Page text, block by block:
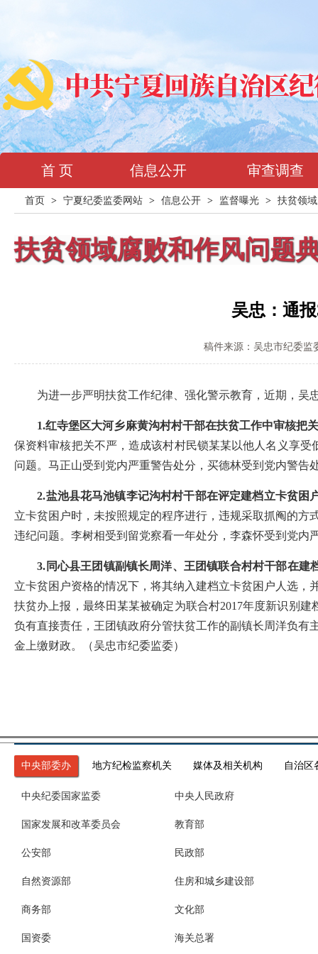
首 页 信息公开 审查调查
首页 > 宁夏纪委监委网站 > 信息公开 > 监督曝光 > 扶贫领
扶贫领域腐败和作风问题
吴忠：通
稿件来源：吴忠市纪委监
为进一步严明扶贫工作纪律、强化警示教育，近期，吴
1.红寺堡区大河乡麻黄沟村村干部在扶贫工作中审核把
保资料审核把关不严，造成该村村民锁某某以他人名义享受
问题。马正山受到党内严重警告处分，买德林受到党内警告
2.盐池县花马池镇李记沟村村干部在评定建档立卡贫困
立卡贫困户时，未按照规定的程序进行，违规采取抓阄的
违纪问题。李树相受到留党察看一年处分，李森怀受到党内
3.同心县王团镇副镇长周洋、王团镇联合村村干部在建
立卡贫困户资格的情况下，将其纳入建档立卡贫困户人选，
扶贫办上报，最终田某某被确定为联合村2017年度新识别
负有直接责任，王团镇政府分管扶贫工作的副镇长周洋负
金上缴财政。（吴忠市纪委监委）
中央部委办 地方纪检监察机关 媒体及相关机构 自治区
中央纪委国家监委 中央人民政府
国家发展和改革委员会 教育部
公安部 民政部
自然资源部 住房和城乡建设部
商务部 文化部
国资委 海关总署